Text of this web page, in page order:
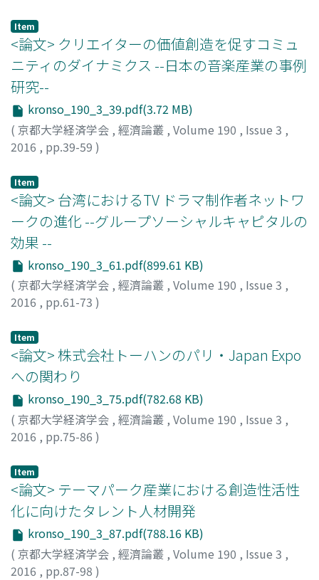
トウ, ケイタ
Item
<論文> クリエイターの価値創造を促すコミュ
ニティのダイナミクス --日本の音楽産業の事例
研究--
kronso_190_3_39.pdf(3.72 MB)
( 京都大学経済学会 , 經濟論叢 , Volume 190 , Issue 3 ,
2016 , pp.39-59 )
Item
<論文> 台湾におけるTV ドラマ制作者ネットワ
ークの進化 --グループソーシャルキャピタルの
効果 --
kronso_190_3_61.pdf(899.61 KB)
( 京都大学経済学会 , 經濟論叢 , Volume 190 , Issue 3 ,
2016 , pp.61-73 )
Item
<論文> 株式会社トーハンのパリ・Japan Expo
への関わり
kronso_190_3_75.pdf(782.68 KB)
( 京都大学経済学会 , 經濟論叢 , Volume 190 , Issue 3 ,
2016 , pp.75-86 )
Item
<論文> テーマパーク産業における創造性活性
化に向けたタレント人材開発
kronso_190_3_87.pdf(788.16 KB)
( 京都大学経済学会 , 經濟論叢 , Volume 190 , Issue 3 ,
2016 , pp.87-98 )